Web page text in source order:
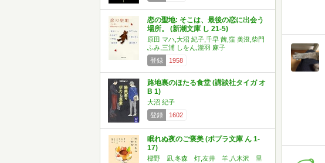
恋の聖地: そこは、最後の恋に出会う
場所。 (新潮文庫 し 21-5)
原田 マハ,大沼 紀子,千早 茜,窪 美澄,柴門
ふみ,三浦 しをん,瀧羽 麻子
登録
1958
路地裏のほたる食堂 (講談社タイガ オ
B 1)
大沼 紀子
登録
1602
眠れぬ夜のご褒美 (ポプラ文庫 ん 1-
17)
標野 凪,冬森 灯,友井 羊,八木沢 里